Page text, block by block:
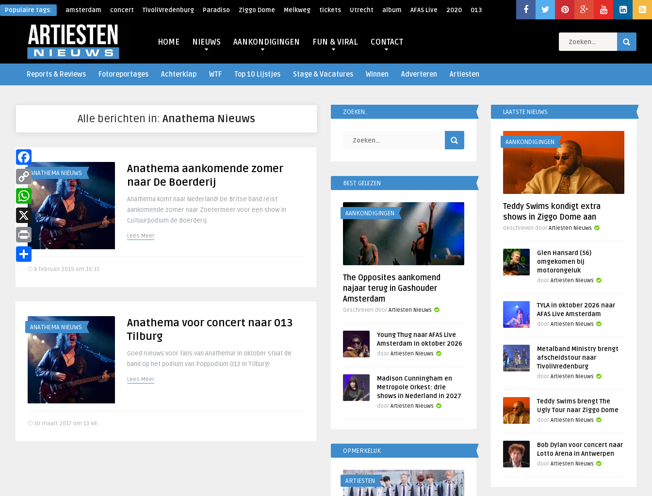
Populaire tags: amsterdam concert TivoliVredenburg Paradiso Ziggo Dome Melkweg tickets Utrecht album AFAS Live 2020 013
HOME NIEUWS AANKONDIGINGEN FUN & VIRAL CONTACT
Reports & Reviews Fotoreportages Achterklap WTF Top 10 Lijstjes Stage & Vacatures Winnen Adverteren Artiesten
Alle berichten in: Anathema Nieuws
ANATHEMA NIEUWS
Anathema aankomende zomer
naar De Boerderij
Anathema komt naar Nederland! De Britse band reist
aankomende zomer naar Zoetermeer voor een show in
Cultuurpodium de Boerderij.
Lees Meer
8 februari 2019 om 16:31
ANATHEMA NIEUWS
Anathema voor concert naar 013
Tilburg
Goed nieuws voor fans van Anathema! In oktober staat de
band op het podium van Poppodium 013 in Tilburg!
Lees Meer
30 maart 2017 om 13:48
ZOEKEN..
BEST GELEZEN
AANKONDIGINGEN
The Opposites aankomend
najaar terug in Gashouder
Amsterdam
Geschreven door Artiesten Nieuws
Young Thug naar AFAS Live
Amsterdam in oktober 2026
door Artiesten Nieuws
Madison Cunningham en
Metropole Orkest: drie
shows in Nederland in 2027
door Artiesten Nieuws
OPMERKELIJK
ARTIESTEN
LAATSTE NIEUWS
AANKONDIGINGEN
Teddy Swims kondigt extra
shows in Ziggo Dome aan
Geschreven door Artiesten Nieuws
Glen Hansard (56)
omgekomen bij
motorongeluk
door Artiesten Nieuws
TYLA in oktober 2026 naar
AFAS Live Amsterdam
door Artiesten Nieuws
Metalband Ministry brengt
afscheidstour naar
TivoliVredenburg
door Artiesten Nieuws
Teddy Swims brengt The
Ugly Tour naar Ziggo Dome
door Artiesten Nieuws
Bob Dylan voor concert naar
Lotto Arena in Antwerpen
door Artiesten Nieuws
Facebook
Copy
Link
WhatsApp
X
Print
Delen